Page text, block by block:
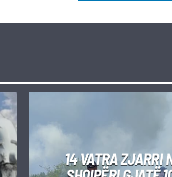
14 VATRA ZJARRI